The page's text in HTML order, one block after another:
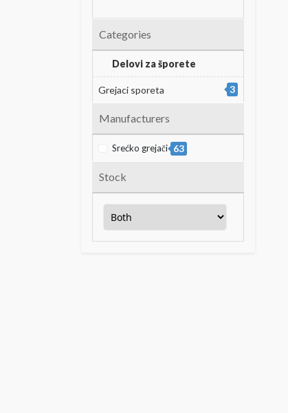
Categories
Delovi za šporete
Grejaci sporeta 3
Manufacturers
Srećko grejači 63
Stock